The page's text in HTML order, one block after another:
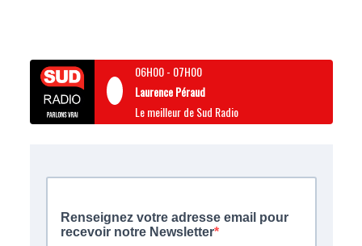
06H00- 07H00
Laurence Péraud
Le meilleur de Sud Radio